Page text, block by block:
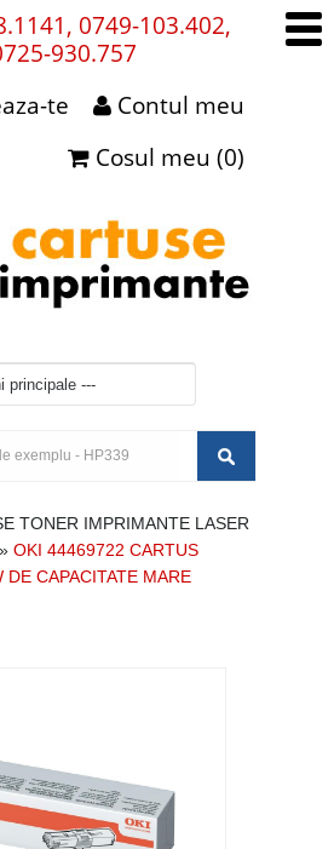
0749-103.402,
930.757
Contul meu
te
Cosul meu (0)
TONER IMPRIMANTE LASER
» OKI 44469722 CARTUS
DE CAPACITATE MARE